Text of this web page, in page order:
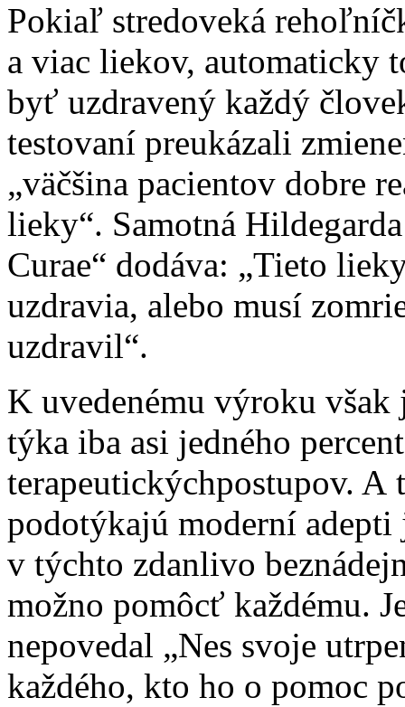
Pokiaľ stredoveká
a viac liekov, automaticky
byť uzdravený každý
testovaní preukázali
„väčšina pacientov dobre
lieky“. Samotná
Curae“ dodáva: „Tieto
uzdravia, alebo musí
uzdravil“.
K uvedenému výroku však
týka iba asi jedného
terapeutickýchpos­tupov.
podotýkajú moderní
v týchto zdanlivo
možno pomôcť každému.
nepovedal „Nes svoje
každého, kto ho o pomoc